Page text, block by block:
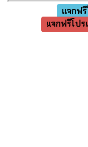
แจกฟ
แจกฟรีโป